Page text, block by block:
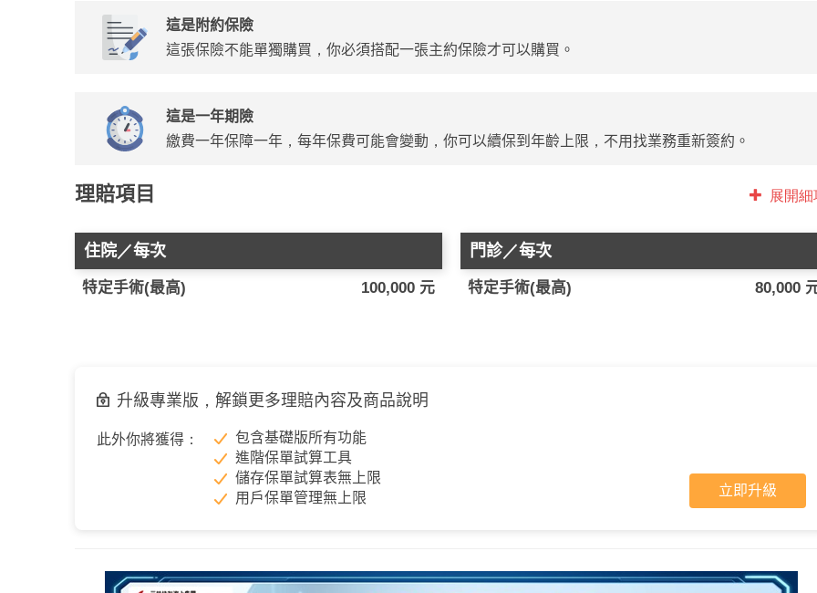
這是附約保險
這張保險不能單獨購買，你必須搭配一張主約保險才可以購買。
這是一年期險
繳費一年保障一年，每年保費可能會變動，你可以續保到年齡上限，不用找業務重新簽約。
理賠項目 展開細
住院／每次
特定手術(最高) 100,000 元
門診／每次
特定手術(最高) 80,000
升級專業版，解鎖更多理賠內容及商品說明
此外你將獲得：
包含基礎版所有功能
進階保單試算工具
儲存保單試算表無上限
用戶保單管理無上限
立即升級